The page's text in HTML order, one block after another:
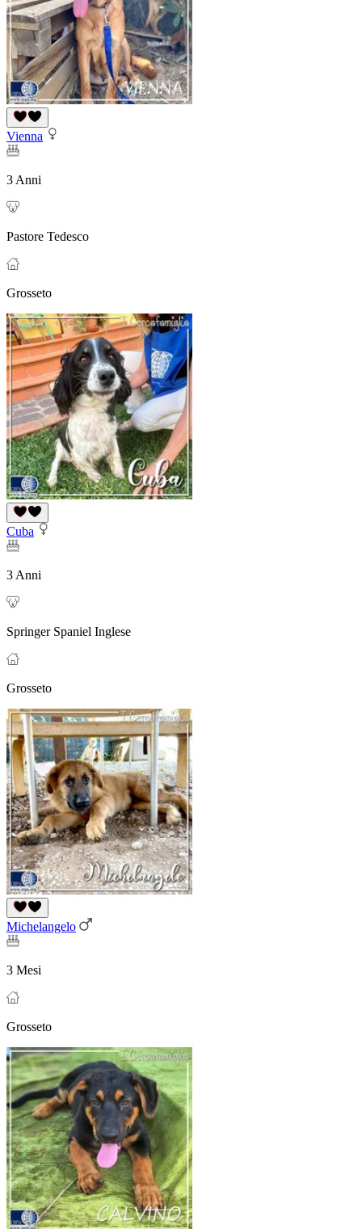
Vienna
3 Anni
Pastore Tedesco
Grosseto
Cuba
3 Anni
Springer Spaniel Inglese
Grosseto
Michelangelo
3 Mesi
Grosseto